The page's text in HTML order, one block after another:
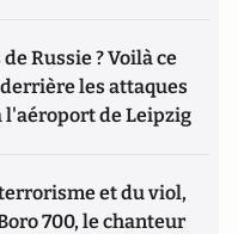
Russie ? Voilà ce
les attaques
l'aéroport de Leipzig
et du viol,
700, le chanteur